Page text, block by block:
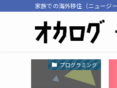
家族での海外移住（ニュージ
プログラミング